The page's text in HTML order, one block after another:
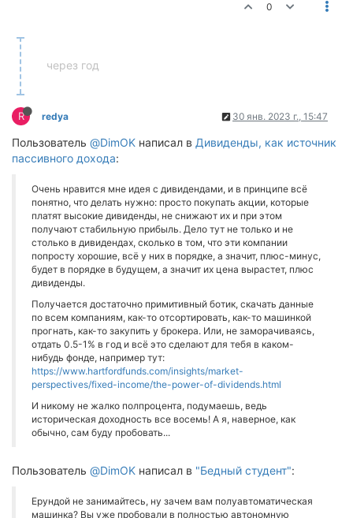
0
через год
R redya 30 янв. 2023 г., 15:47
Пользователь @DimOK написал в Дивиденды, как источник
пассивного дохода:
Очень нравится мне идея с дивидендами, и в принципе всё
понятно, что делать нужно: просто покупать акции, которые
платят высокие дивиденды, не снижают их и при этом
получают стабильную прибыль. Дело тут не только и не
столько в дивидендах, сколько в том, что эти компании
попросту хорошие, всё у них в порядке, а значит, плюс-минус,
будет в порядке в будущем, а значит их цена вырастет, плюс
дивиденды.
Получается достаточно примитивный ботик, скачать данные
по всем компаниям, как-то отсортировать, как-то машинкой
прогнать, как-то закупить у брокера. Или, не заморачиваясь,
отдать 0.5-1% в год и всё это сделают для тебя в каком-
нибудь фонде, например тут:
https://www.hartfordfunds.com/insights/market-
perspectives/fixed-income/the-power-of-dividends.html
И никому не жалко полпроцента, подумаешь, ведь
историческая доходность все восемь! А я, наверное, как
обычно, сам буду пробовать...
Пользователь @DimOK написал в "Бедный студент":
Ерундой не занимайтесь, ну зачем вам полуавтоматическая
машинка? Вы уже пробовали в полностью автономную